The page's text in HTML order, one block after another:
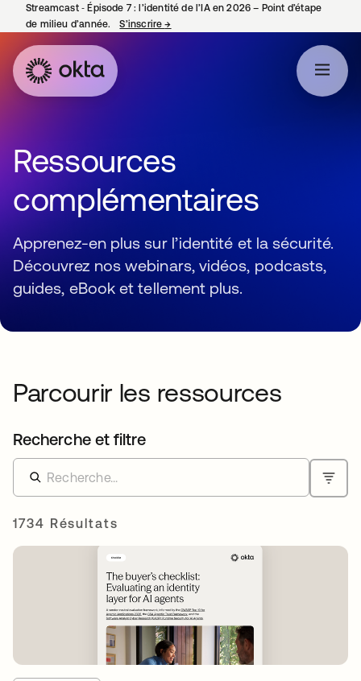
Streamcast ‑ Épisode 7 : l’identité de l’IA en 2026 – Point d’étape
de milieu d’année.
S’inscrire→
Ressources
complémentaires
Apprenez-en plus sur l’identité et la sécurité.
Découvrez nos webinars, vidéos, podcasts,
guides, eBook et tellement plus.
Parcourir les ressources
Recherche et filtre
1734 Résultats